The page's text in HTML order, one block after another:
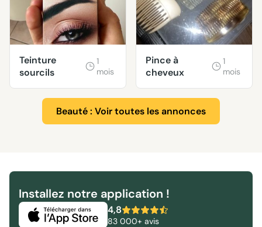
Teinture
sourcils
1
mois
Pince à
cheveux
1
mois
Beauté : Voir toutes les annonces
Installez notre application !
4,8
83 000+ avis